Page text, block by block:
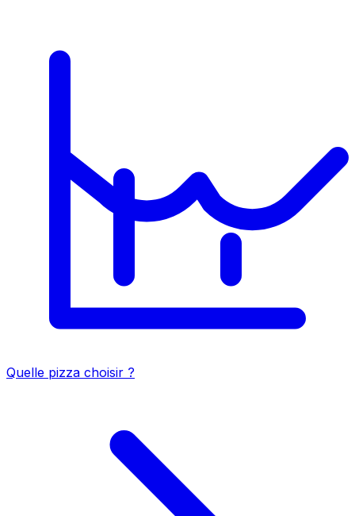
Quelle pizza choisir ?